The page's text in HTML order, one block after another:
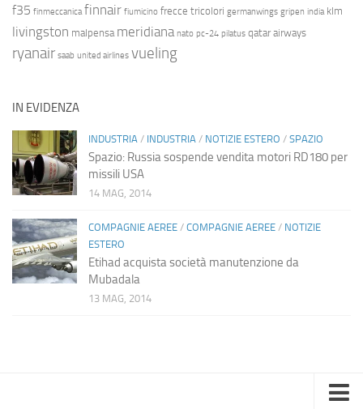
f35 finmeccanica finnair fiumicino frecce tricolori germanwings gripen india klm
livingston malpensa meridiana nato pc-24 pilatus qatar airways
ryanair saab united airlines vueling
IN EVIDENZA
INDUSTRIA / INDUSTRIA / NOTIZIE ESTERO / SPAZIO
Spazio: Russia sospende vendita motori RD180 per
missili USA
14 MAG, 2014
COMPAGNIE AEREE / COMPAGNIE AEREE / NOTIZIE
ESTERO
Etihad acquista società manutenzione da
Mubadala
13 MAG, 2014